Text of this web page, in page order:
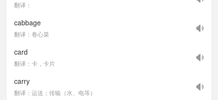
翻译：
cabbage
翻译：卷心菜
card
翻译：卡，卡片
carry
翻译：运送；传输（水、电等）